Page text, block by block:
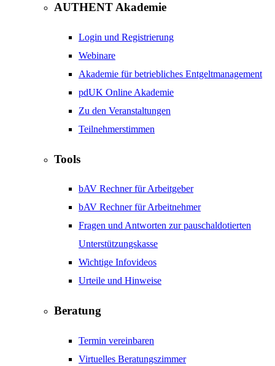
AUTHENT Akademie
Login und Registrierung
Webinare
Akademie für betriebliches Entgeltmanagement
pdUK Online Akademie
Zu den Veranstaltungen
Teilnehmerstimmen
Tools
bAV Rechner für Arbeitgeber
bAV Rechner für Arbeitnehmer
Fragen und Antworten zur pauschaldotierten
Unterstützungskasse
Wichtige Infovideos
Urteile und Hinweise
Beratung
Termin vereinbaren
Virtuelles Beratungszimmer